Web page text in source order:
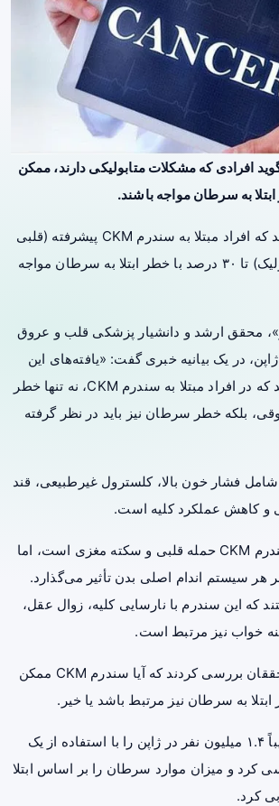
افرادی که مشکلات متابولیکی دارند، ممکن
به سرطان مواجه باشند.
محققان گزارش دادند که افراد مبتلا به سندرم CKM پیشرفته (قلبی
عروقی-کلیوی-متابولیک) تا ۳۰ درصد با خطر ابتلا به سرطان مواجه
محقق ارشد و دانشیار پزشکی قلب و عروق
در یک بیانیه خبری گفت: «یافته‌های این
مطالعه نشان می‌دهد که در افراد مبتلا به سندرم CKM، نه تنها خطر
بلکه خطر سرطان نیز باید در نظر گرفته
فشار خون بالا،کلسترول غیرطبیعی، قند
و کاهش عملکرد کلیه است.
بزرگترین خطرات سندرم CKM حمله قلبی و سکته مغزی است، اما
هر سیستم اندام اصلی بدن تأثیر می‌گذارد.
که این سندرم با نارسایی کلیه، زوال عقل،
خواب نیز مرتبط است.
برای این مطالعه، محققان بررسی کردند که آیا سندرم CKM ممکن
به سرطان نیز مرتبط باشد یا خیر.
این تیم داده‌های تقریباً ۱.۴ میلیون نفر در ژاپن را با استفاده از یک
کرد و میزان موارد سرطان را بر اساس ابتلا